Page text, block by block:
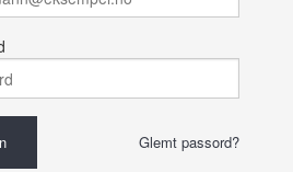
Glemt passord?